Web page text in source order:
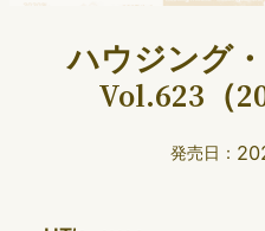
ハウジング
Vol.623（
発売日：